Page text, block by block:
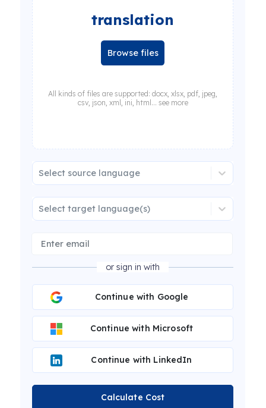
translation
Browse files
All kinds of files are supported: docx, xlsx, pdf, jpeg,
csv, json, xml, ini, html... see more
Select source language
Select target language(s)
or sign in with
Continue with Google
Continue with Microsoft
Continue with LinkedIn
Calculate Cost